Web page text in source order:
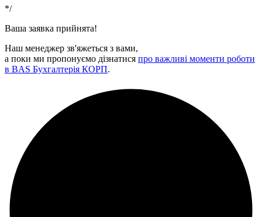
*/
Ваша заявка прийнята!
Наш менеджер зв'яжеться з вами,
а поки ми пропонуємо дізнатися про важливі моменти роботи
в BAS Бухгалтерія КОРП.